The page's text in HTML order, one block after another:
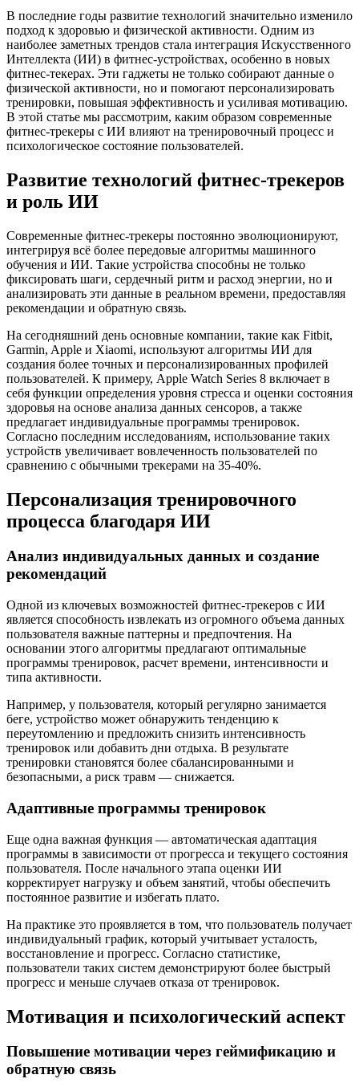
В последние годы развитие технологий значительно изменило
подход к здоровью и физической активности. Одним из
наиболее заметных трендов стала интеграция Искусственного
Интеллекта (ИИ) в фитнес-устройствах, особенно в новых
фитнес-текерах. Эти гаджеты не только собирают данные о
физической активности, но и помогают персонализировать
тренировки, повышая эффективность и усиливая мотивацию.
В этой статье мы рассмотрим, каким образом современные
фитнес-трекеры с ИИ влияют на тренировочный процесс и
психологическое состояние пользователей.
Развитие технологий фитнес-трекеров
и роль ИИ
Современные фитнес-трекеры постоянно эволюционируют,
интегрируя всё более передовые алгоритмы машинного
обучения и ИИ. Такие устройства способны не только
фиксировать шаги, сердечный ритм и расход энергии, но и
анализировать эти данные в реальном времени, предоставляя
рекомендации и обратную связь.
На сегодняшний день основные компании, такие как Fitbit,
Garmin, Apple и Xiaomi, используют алгоритмы ИИ для
создания более точных и персонализированных профилей
пользователей. К примеру, Apple Watch Series 8 включает в
себя функции определения уровня стресса и оценки состояния
здоровья на основе анализа данных сенсоров, а также
предлагает индивидуальные программы тренировок.
Согласно последним исследованиям, использование таких
устройств увеличивает вовлеченность пользователей по
сравнению с обычными трекерами на 35-40%.
Персонализация тренировочного
процесса благодаря ИИ
Анализ индивидуальных данных и создание
рекомендаций
Одной из ключевых возможностей фитнес-трекеров с ИИ
является способность извлекать из огромного объема данных
пользователя важные паттерны и предпочтения. На
основании этого алгоритмы предлагают оптимальные
программы тренировок, расчет времени, интенсивности и
типа активности.
Например, у пользователя, который регулярно занимается
беге, устройство может обнаружить тенденцию к
переутомлению и предложить снизить интенсивность
тренировок или добавить дни отдыха. В результате
тренировки становятся более сбалансированными и
безопасными, а риск травм — снижается.
Адаптивные программы тренировок
Еще одна важная функция — автоматическая адаптация
программы в зависимости от прогресса и текущего состояния
пользователя. После начального этапа оценки ИИ
корректирует нагрузку и объем занятий, чтобы обеспечить
постоянное развитие и избегать плато.
На практике это проявляется в том, что пользователь получает
индивидуальный график, который учитывает усталость,
восстановление и прогресс. Согласно статистике,
пользователи таких систем демонстрируют более быстрый
прогресс и меньше случаев отказа от тренировок.
Мотивация и психологический аспект
Повышение мотивации через геймификацию и
обратную связь